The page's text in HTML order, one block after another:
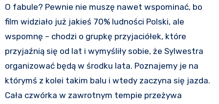
O fabule? Pewnie nie muszę nawet wspominać, bo
film widziało już jakieś 70% ludności Polski, ale
wspomnę – chodzi o grupkę przyjaciółek, które
przyjaźnią się od lat i wymyśliły sobie, że Sylwestra
organizować będą w środku lata. Poznajemy je na
którymś z kolei takim balu i wtedy zaczyna się jazda.
Cała czwórka w zawrotnym tempie przeżywa